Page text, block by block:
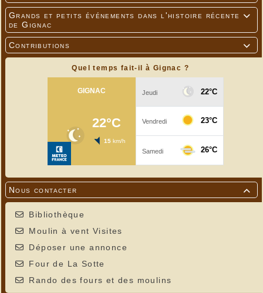

Grands et petits événements dans l'histoire récente
de Gignac

Contributions
Quel temps fait-il à Gignac ?

Nous contacter
Bibliothèque
Moulin à vent Visites
Déposer une annonce
Four de La Sotte
Rando des fours et des moulins